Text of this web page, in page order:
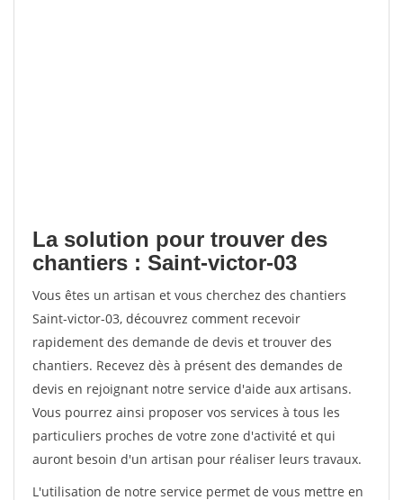
La solution pour trouver des
chantiers : Saint-victor-03
Vous êtes un artisan et vous cherchez des chantiers
Saint-victor-03, découvrez comment recevoir
rapidement des demande de devis et trouver des
chantiers. Recevez dès à présent des demandes de
devis en rejoignant notre service d'aide aux artisans.
Vous pourrez ainsi proposer vos services à tous les
particuliers proches de votre zone d'activité et qui
auront besoin d'un artisan pour réaliser leurs travaux.
L'utilisation de notre service permet de vous mettre en